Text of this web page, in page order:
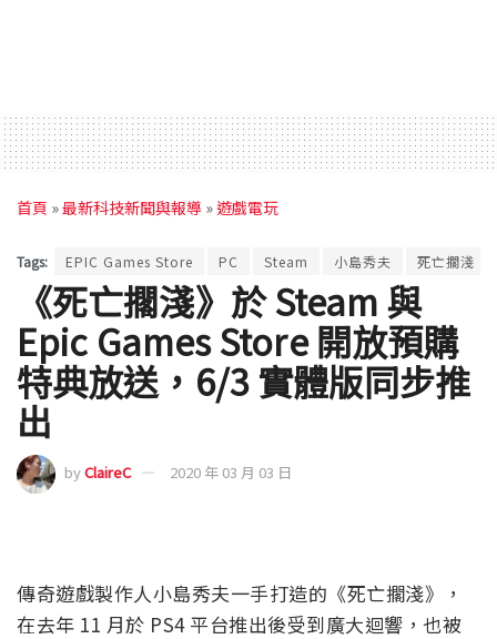
首頁 »最新科技新聞與報導 »遊戲電玩
Tags: EPIC Games Store PC Steam 小島秀夫 死亡擱淺
《死亡擱淺》於 Steam 與
Epic Games Store 開放預購
特典放送，6/3 實體版同步推
出
byClaireC 2020 年 03 月 03 日
傳奇遊戲製作人小島秀夫一手打造的《死亡擱淺》，
在去年 11 月於 PS4 平台推出後受到廣大迴響，也被